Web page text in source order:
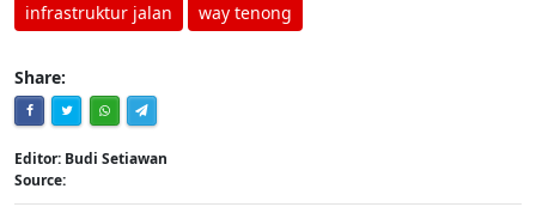
infrastruktur jalan way tenong
Share:
Editor: Budi Setiawan
Source: